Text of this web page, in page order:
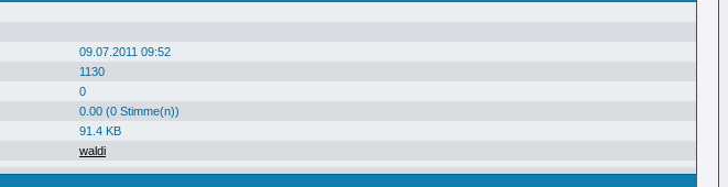
09.07.2011 09:52
1130
0
0.00 (0 Stimme(n))
91.4 KB
waldi